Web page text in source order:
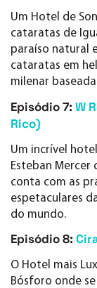
Um Hotel de
cataratas de
paraíso natural
cataratas em
milenar
Episódio 7: W
Rico)
Um incrível
Esteban Mercer
conta com as
espetaculares
do mundo.
Episódio 8:
O Hotel mais
Bósforo onde